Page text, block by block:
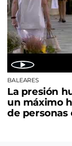
BALEARES
La presión
un máximo
de personas